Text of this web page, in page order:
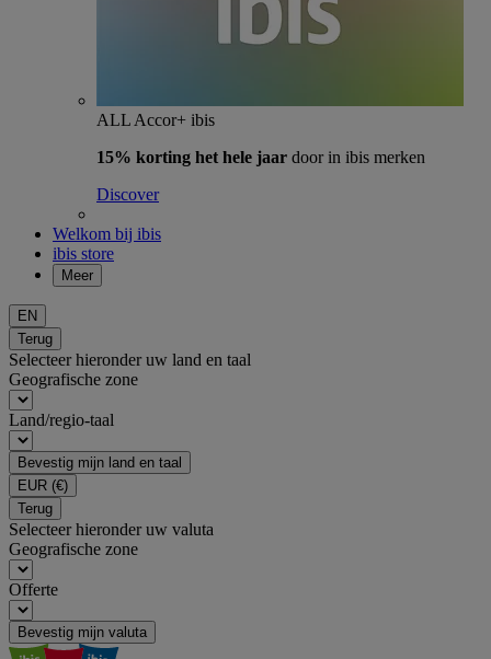
ALL Accor+ ibis
15% korting het hele jaar door in ibis merken
Discover
Welkom bij ibis
ibis store
Meer
EN
Terug
Selecteer hieronder uw land en taal
Geografische zone
Land/regio-taal
Bevestig mijn land en taal
EUR (€)
Terug
Selecteer hieronder uw valuta
Geografische zone
Offerte
Bevestig mijn valuta